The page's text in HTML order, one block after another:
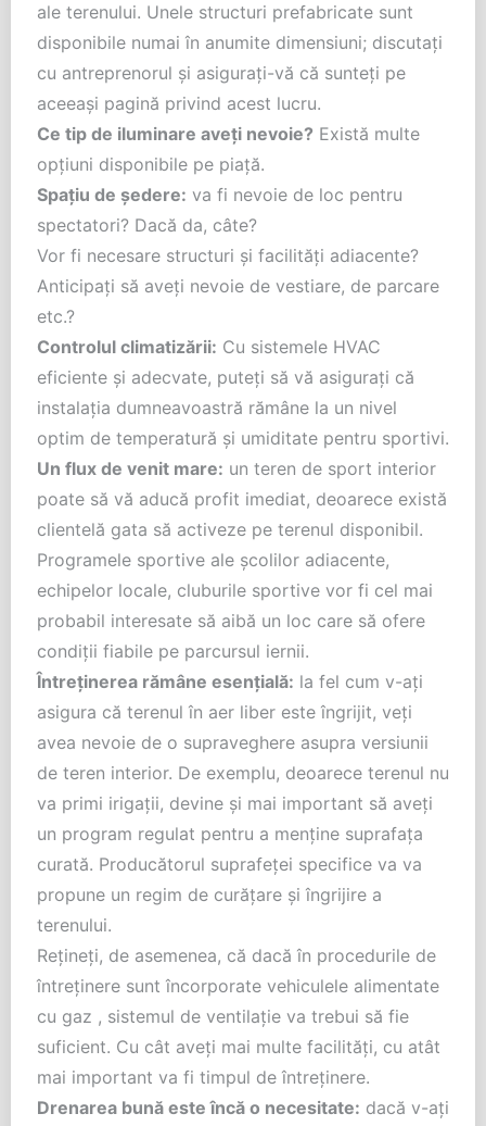
ale terenului. Unele structuri prefabricate sunt
disponibile numai în anumite dimensiuni; discutați
cu antreprenorul și asigurați-vă că sunteți pe
aceeași pagină privind acest lucru.
Ce tip de iluminare aveți nevoie? Există multe
opțiuni disponibile pe piață.
Spațiu de ședere: va fi nevoie de loc pentru
spectatori? Dacă da, câte?
Vor fi necesare structuri și facilități adiacente?
Anticipați să aveți nevoie de vestiare, de parcare
etc.?
Controlul climatizării: Cu sistemele HVAC
eficiente și adecvate, puteți să vă asigurați că
instalația dumneavoastră rămâne la un nivel
optim de temperatură și umiditate pentru sportivi.
Un flux de venit mare: un teren de sport interior
poate să vă aducă profit imediat, deoarece există
clientelă gata să activeze pe terenul disponibil.
Programele sportive ale școlilor adiacente,
echipelor locale, cluburile sportive vor fi cel mai
probabil interesate să aibă un loc care să ofere
condiții fiabile pe parcursul iernii.
Întreținerea rămâne esențială: la fel cum v-ați
asigura că terenul în aer liber este îngrijit, veți
avea nevoie de o supraveghere asupra versiunii
de teren interior. De exemplu, deoarece terenul nu
va primi irigații, devine și mai important să aveți
un program regulat pentru a menține suprafața
curată. Producătorul suprafeței specifice va va
propune un regim de curățare și îngrijire a
terenului.
Rețineți, de asemenea, că dacă în procedurile de
întreținere sunt încorporate vehiculele alimentate
cu gaz , sistemul de ventilație va trebui să fie
suficient. Cu cât aveți mai multe facilități, cu atât
mai important va fi timpul de întreținere.
Drenarea bună este încă o necesitate: dacă v-ați